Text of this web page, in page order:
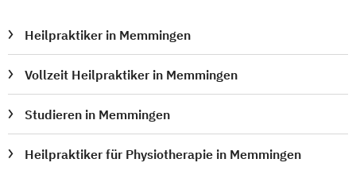
Heilpraktiker in Memmingen
Vollzeit Heilpraktiker in Memmingen
Studieren in Memmingen
Heilpraktiker für Physiotherapie in Memmingen